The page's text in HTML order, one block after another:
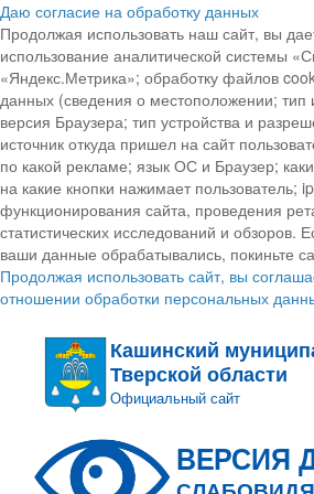
Даю согласие на обработку данных
Продолжая использовать наш сайт, вы
использование аналитической системы
«Яндекс.Метрика»; обработку файлов
данных (сведения о местоположении;
версия Браузера; тип устройства и
источник откуда пришел на сайт
по какой рекламе; язык ОС и Браузер;
на какие кнопки нажимает пользователь;
функционирования сайта, проведения
статистических исследований и обзоров.
ваши данные обрабатывались, покиньте
Продолжая использовать сайт, вы
отношении обработки персональных